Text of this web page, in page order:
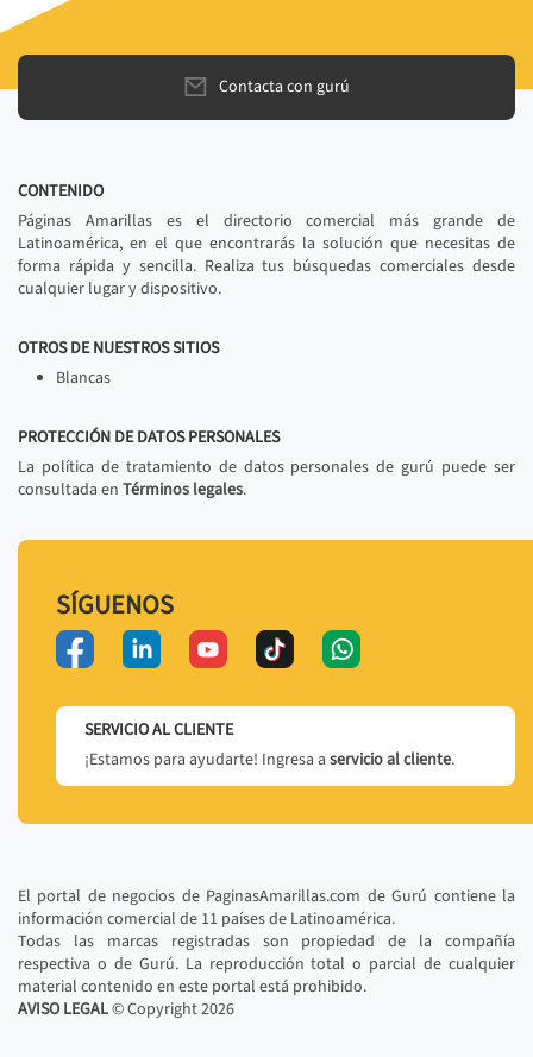
Contacta con gurú
CONTENIDO
Páginas Amarillas es el directorio comercial más grande de
Latinoamérica, en el que encontrarás la solución que necesitas de
forma rápida y sencilla. Realiza tus búsquedas comerciales desde
cualquier lugar y dispositivo.
OTROS DE NUESTROS SITIOS
Blancas
PROTECCIÓN DE DATOS PERSONALES
La política de tratamiento de datos personales de gurú puede ser
consultada en Términos legales.
SÍGUENOS
SERVICIO AL CLIENTE
¡Estamos para ayudarte! Ingresa a servicio al cliente.
El portal de negocios de PaginasAmarillas.com de Gurú contiene la
información comercial de 11 países de Latinoamérica.
Todas las marcas registradas son propiedad de la compañía
respectiva o de Gurú. La reproducción total o parcial de cualquier
material contenido en este portal está prohibido.
AVISO LEGAL© Copyright2026